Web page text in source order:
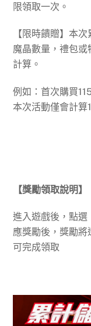
限領取一次。
【限時饋贈】本
魔晶數量，禮包
計算。
例如：首次購買
本次活動僅會計算
【獎勵領取說明】
進入遊戲後，點
應獎勵後，獎勵
可完成領取